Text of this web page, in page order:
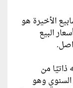
الأخيرة هو
البيع
من
وهو